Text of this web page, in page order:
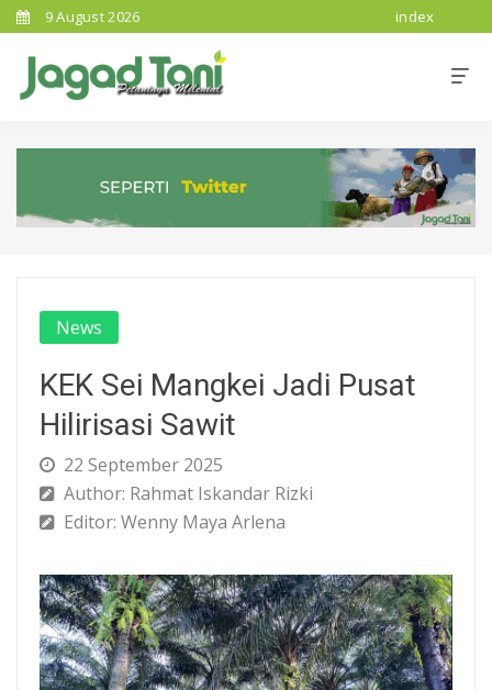
9 August 2026 index
News
KEK Sei Mangkei Jadi Pusat
Hilirisasi Sawit
22 September 2025
Author: Rahmat Iskandar Rizki
Editor: Wenny Maya Arlena